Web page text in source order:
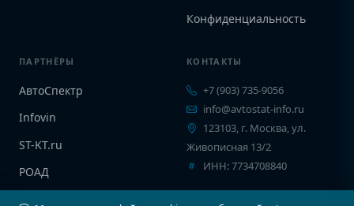
Конфиденциальность
ПАРТНЁРЫ
АвтоСпектр
Infovin
ST-KT.ru
РОАД
КОНТАКТЫ
+7 (903) 735-9056
info@avtostat-info.ru
123103, г. Москва, ул.
Живописная 13/2
ИНН: 7734708840